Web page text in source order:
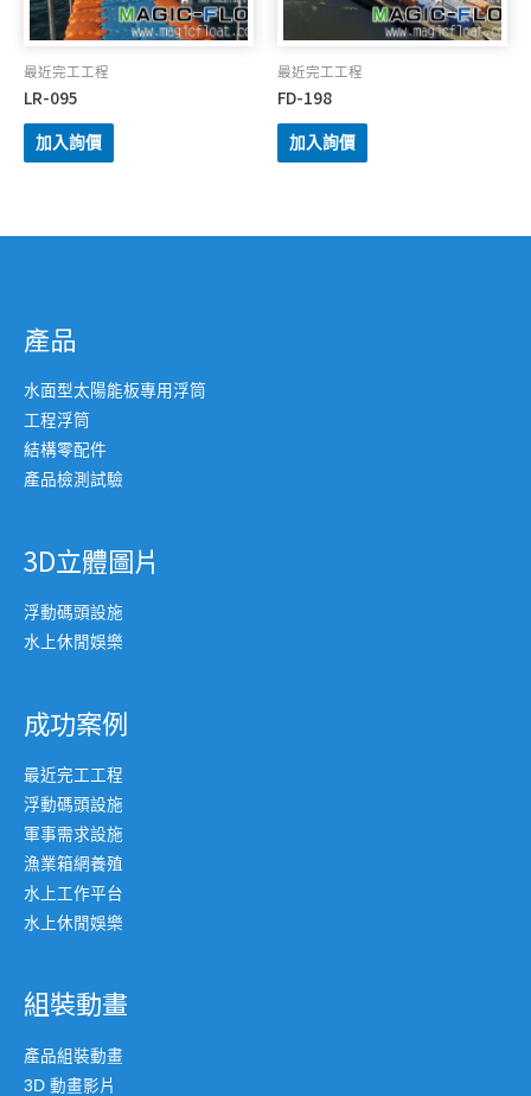
最近完工工程
LR-095
加入詢價
最近完工工程
FD-198
加入詢價
產品
水面型太陽能板專用浮筒
工程浮筒
結構零配件
產品檢測試驗
3D立體圖片
浮動碼頭設施
水上休閒娛樂
成功案例
最近完工工程
浮動碼頭設施
軍事需求設施
漁業箱網養殖
水上工作平台
水上休閒娛樂
組裝動畫
產品組裝動畫
3D 動畫影片